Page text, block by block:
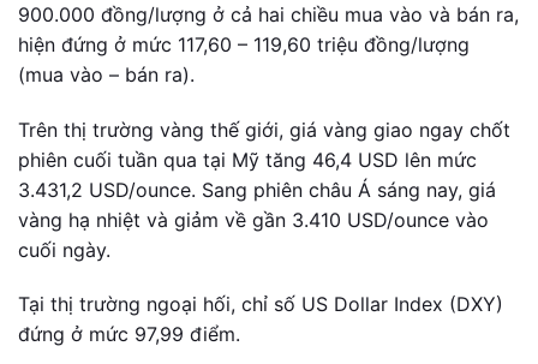
900.000 đồng/lượng ở cả hai chiều mua vào và bán ra,
hiện đứng ở mức 117,60 – 119,60 triệu đồng/lượng
(mua vào – bán ra).
Trên thị trường vàng thế giới, giá vàng giao ngay chốt
phiên cuối tuần qua tại Mỹ tăng 46,4 USD lên mức
3.431,2 USD/ounce. Sang phiên châu Á sáng nay, giá
vàng hạ nhiệt và giảm về gần 3.410 USD/ounce vào
cuối ngày.
Tại thị trường ngoại hối, chỉ số US Dollar Index (DXY)
đứng ở mức 97,99 điểm.